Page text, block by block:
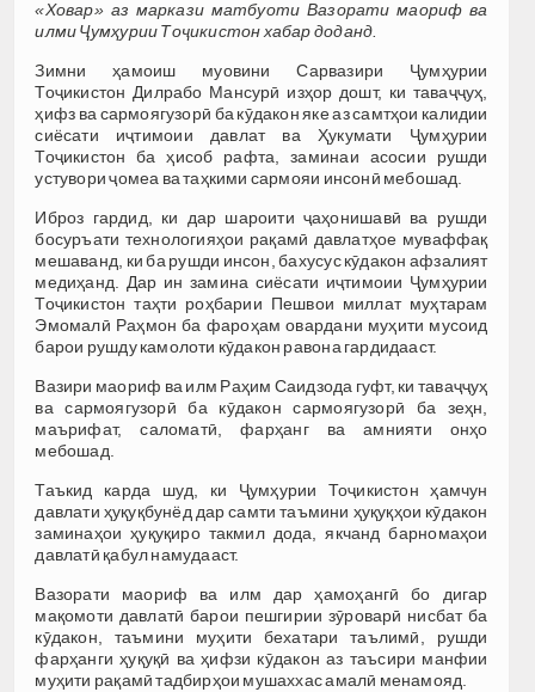
«Ховар» аз маркази матбуоти Вазорати маориф ва
илми Ҷумҳурии Тоҷикистон хабар доданд.
Зимни ҳамоиш муовини Сарвазири Ҷумҳурии
Тоҷикистон Дилрабо Мансурӣ изҳор дошт, ки таваҷҷуҳ,
ҳифз ва сармоягузорӣ ба кӯдакон яке аз самтҳои калидии
сиёсати иҷтимоии давлат ва Ҳукумати Ҷумҳурии
Тоҷикистон ба ҳисоб рафта, заминаи асосии рушди
устувори ҷомеа ва таҳкими сармояи инсонӣ мебошад.
Иброз гардид, ки дар шароити ҷаҳонишавӣ ва рушди
босуръати технологияҳои рақамӣ давлатҳое муваффақ
мешаванд, ки ба рушди инсон, бахусус кӯдакон афзалият
медиҳанд. Дар ин замина сиёсати иҷтимоии Ҷумҳурии
Тоҷикистон таҳти роҳбарии Пешвои миллат муҳтарам
Эмомалӣ Раҳмон ба фароҳам овардани муҳити мусоид
барои рушду камолоти кӯдакон равона гардидааст.
Вазири маориф ва илм Раҳим Саидзода гуфт, ки таваҷҷуҳ
ва сармоягузорӣ ба кӯдакон сармоягузорӣ ба зеҳн,
маърифат, саломатӣ, фарҳанг ва амнияти онҳо
мебошад.
Таъкид карда шуд, ки Ҷумҳурии Тоҷикистон ҳамчун
давлати ҳуқуқбунёд дар самти таъмини ҳуқуқҳои кӯдакон
заминаҳои ҳуқуқиро такмил дода, якчанд барномаҳои
давлатӣ қабул намудааст.
Вазорати маориф ва илм дар ҳамоҳангӣ бо дигар
мақомоти давлатӣ барои пешгирии зӯроварӣ нисбат ба
кӯдакон, таъмини муҳити бехатари таълимӣ, рушди
фарҳанги ҳуқуқӣ ва ҳифзи кӯдакон аз таъсири манфии
муҳити рақамӣ тадбирҳои мушаххас амалӣ менамояд.